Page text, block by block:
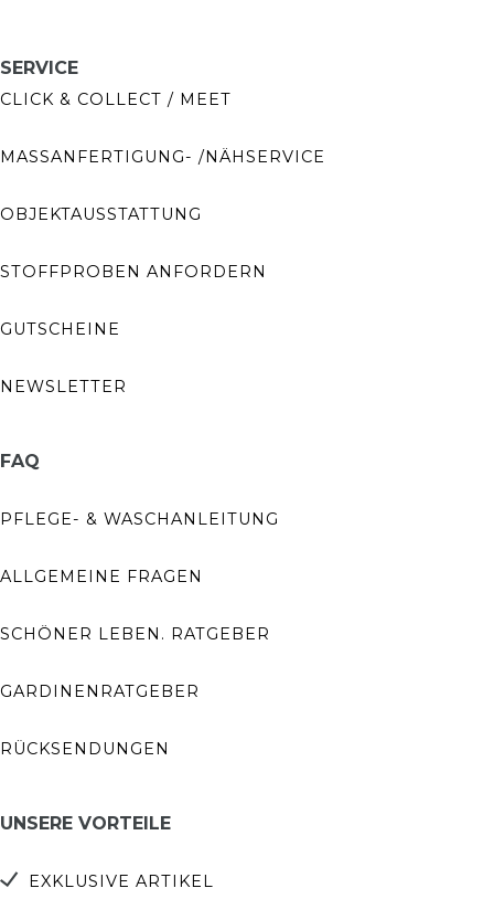
SERVICE
CLICK & COLLECT / MEET
MASSANFERTIGUNG- /NÄHSERVICE
OBJEKTAUSSTATTUNG
STOFFPROBEN ANFORDERN
GUTSCHEINE
NEWSLETTER
FAQ
PFLEGE- & WASCHANLEITUNG
ALLGEMEINE FRAGEN
SCHÖNER LEBEN. RATGEBER
GARDINENRATGEBER
RÜCKSENDUNGEN
UNSERE VORTEILE
EXKLUSIVE ARTIKEL